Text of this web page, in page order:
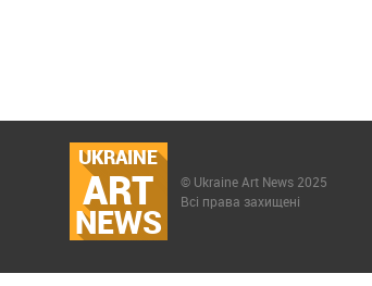
UKRAINE
ART
NEWS
© Ukraine Art News 2025
Всі права захищені